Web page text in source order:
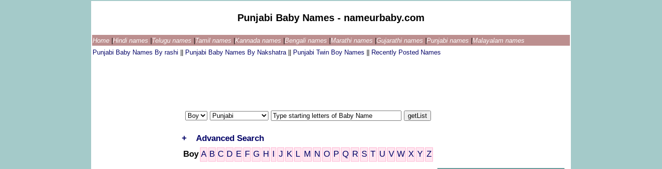
Punjabi Baby Names - nameurbaby.com
Home Hindi names Telugu names Tamil names Kannada names Bengali names Marathi names Gujarathi names Punjabi names Malayalam names
Punjabi Baby Names By rashi
Punjabi Baby Names By Nakshatra Punjabi Twin Boy Names Recently Posted Names
+
Advanced Search
Boy A B C D E F G H I J K L M N O P Q R S T U V W X Y Z